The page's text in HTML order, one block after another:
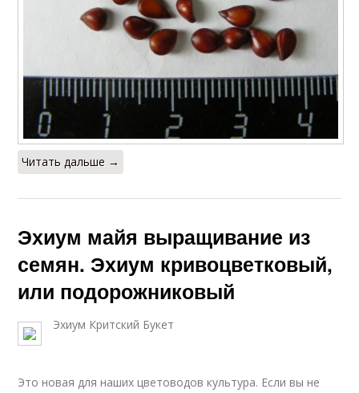
Читать дальше →
Эхиум майя выращивание из
семян. Эхиум кривоцветковый,
или подорожниковый
Эхиум Критский Букет
Это новая для наших цветоводов культура. Если вы не